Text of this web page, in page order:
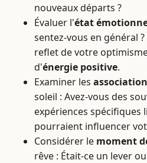
nouveaux départs ?
Évaluer l'état
sentez-vous en général
reflet de votre
d'énergie positive.
Examiner les
soleil : Avez-vous des
expériences spécifiques
pourraient influencer
Considérer le moment
rêve : Était-ce un lever